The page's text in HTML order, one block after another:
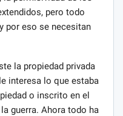
pero todo
por eso se necesitan
la propiedad privada
interesa lo que estaba
o inscrito en el
guerra. Ahora todo ha